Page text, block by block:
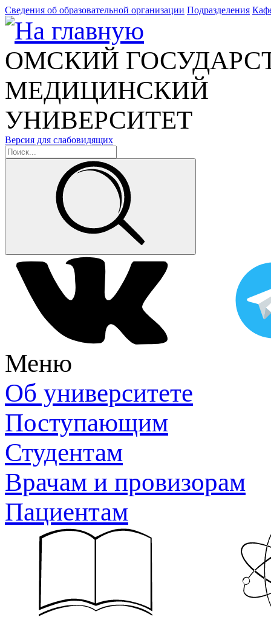
Сведения об образовательной организации Подразделения
ОМСКИЙ
МЕДИЦИНСКИЙ
УНИВЕРСИТЕТ
Версия для слабовидящих
Меню
Об университете
Поступающим
Студентам
Врачам и провизорам
Пациентам